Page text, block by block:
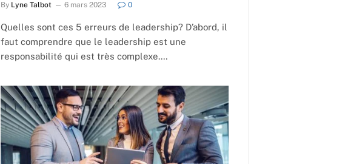
By Lyne Talbot 6 mars 2023 0
Quelles sont ces 5 erreurs de leadership? D’abord, il
faut comprendre que le leadership est une
responsabilité qui est très complexe.…